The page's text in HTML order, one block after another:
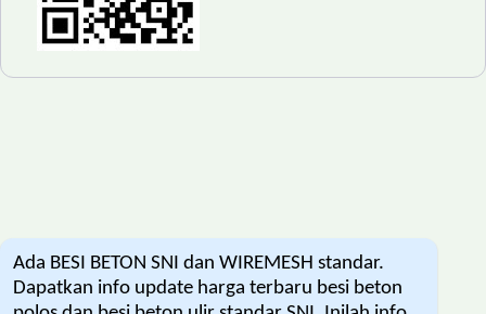
Ada BESI BETON SNI dan WIREMESH standar.
Dapatkan info update harga terbaru besi beton